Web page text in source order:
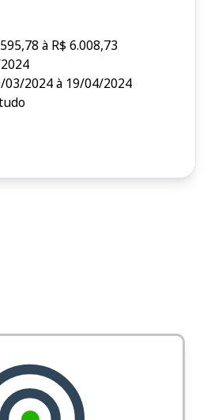
à R$ 6.008,73
03/2024 à 19/04/2024